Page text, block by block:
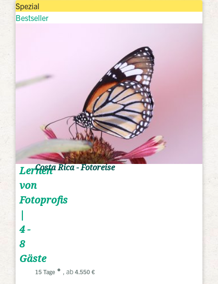
Spezial
Bestseller
Lernen
von
Fotoprofis
|
4 -
8
Gäste
Costa Rica - Fotoreise
15 Tage , ab 4.550 €